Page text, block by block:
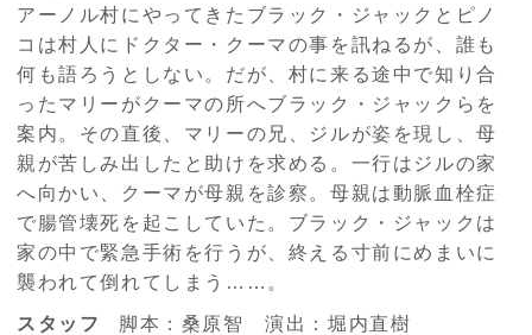
アーノル村にやってきたブラック・ジャックとピノ
コは村人にドクター・クーマの事を訊ねるが、誰も
何も語ろうとしない。だが、村に来る途中で知り合
ったマリーがクーマの所へブラック・ジャックらを
案内。その直後、マリーの兄、ジルが姿を現し、母
親が苦しみ出したと助けを求める。一行はジルの家
へ向かい、クーマが母親を診察。母親は動脈血栓症
で腸管壊死を起こしていた。ブラック・ジャックは
家の中で緊急手術を行うが、終える寸前にめまいに
襲われて倒れてしまう……。
スタッフ 脚本：桑原智 演出：堀内直樹